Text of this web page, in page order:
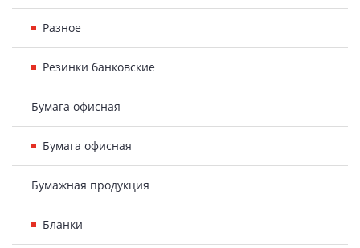
Разное
Резинки банковские
Бумага офисная
Бумага офисная
Бумажная продукция
Бланки